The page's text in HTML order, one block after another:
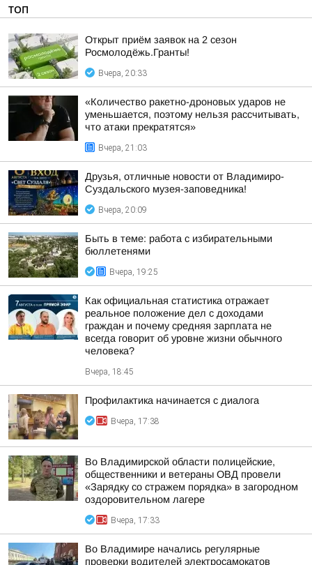
ТОП
Открыт приём заявок на 2 сезон
Росмолодёжь.Гранты!
Вчера, 20:33
«Количество ракетно-дроновых ударов не
уменьшается, поэтому нельзя рассчитывать,
что атаки прекратятся»
Вчера, 21:03
Друзья, отличные новости от Владимиро-
Суздальского музея-заповедника!
Вчера, 20:09
Быть в теме: работа с избирательными
бюллетенями
Вчера, 19:25
Как официальная статистика отражает
реальное положение дел с доходами
граждан и почему средняя зарплата не
всегда говорит об уровне жизни обычного
человека?
Вчера, 18:45
Профилактика начинается с диалога
Вчера, 17:38
Во Владимирской области полицейские,
общественники и ветераны ОВД провели
«Зарядку со стражем порядка» в загородном
оздоровительном лагере
Вчера, 17:33
Во Владимире начались регулярные
проверки водителей электросамокатов